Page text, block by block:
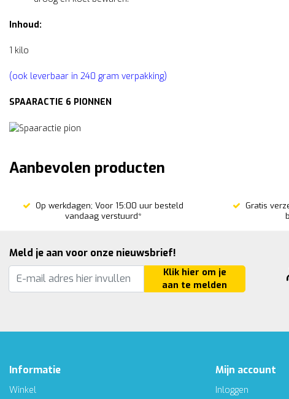
Inhoud:
1 kilo
(ook leverbaar in 240 gram verpakking)
SPAARACTIE 6 PIONNEN
Aanbevolen producten
Op werkdagen; Voor 15:00 uur besteld
vandaag verstuurd*
Gratis
Meld je aan voor onze nieuwsbrief!
Klik hier om je
aan te melden
Informatie
Winkel
Mijn account
Inloggen